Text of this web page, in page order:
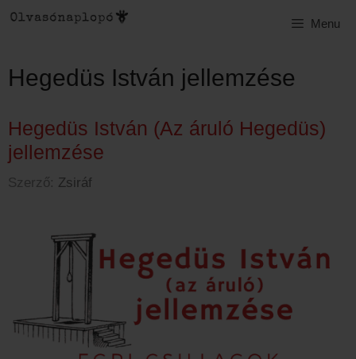
Kilépés
Menu
Hegedüs István jellemzése
Hegedüs István (Az áruló Hegedüs)
jellemzése
Szerző: Zsiráf